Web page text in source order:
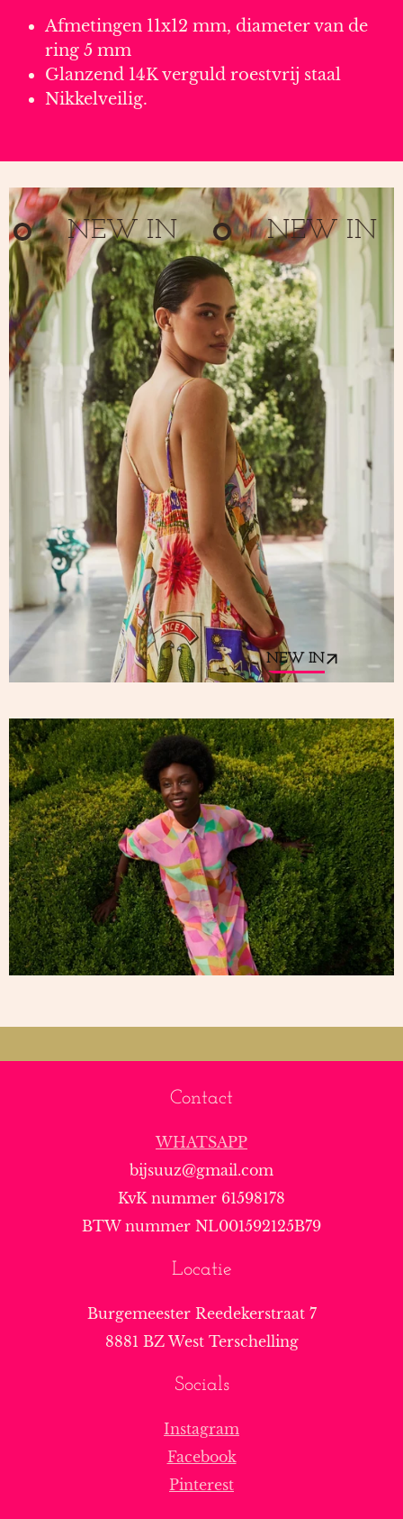
Afmetingen 11x12 mm, diameter van de
ring 5 mm
Glanzend 14K verguld roestvrij staal
Nikkelveilig.
NEW IN NEW IN
NEW IN
Contact
WHATSAPP
bijsuuz@gmail.com
KvK nummer 61598178
BTW nummer NL001592125B79
Locatie
Burgemeester Reedekerstraat 7
8881 BZ West Terschelling
Socials
Instagram
Facebook
Pinterest